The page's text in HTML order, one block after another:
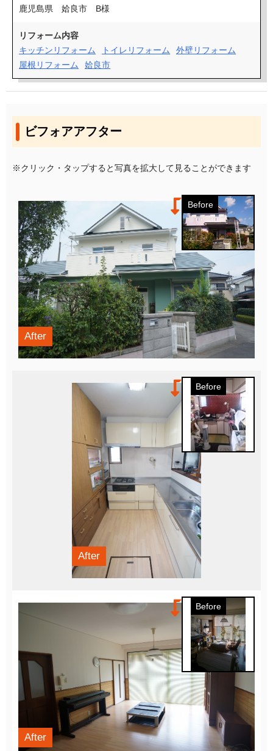
鹿児島県 姶良市 B様
リフォーム内容
キッチンリフォーム
トイレリフォーム
外壁リフォーム
屋根リフォーム
姶良市
ビフォアアフター
※クリック・タップすると写真を拡大して見ることができます
Before
After
Before
After
Before
After